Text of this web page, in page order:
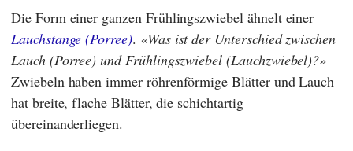
Die Form einer ganzen Frühlingszwiebel ähnelt einer
Lauchstange (Porree).
Was ist der Unterschied zwischen
Lauch (Porree) und Frühlingszwiebel (Lauchzwiebel)?
Zwiebeln haben immer röhrenförmige Blätter und Lauch
hat breite, flache Blätter, die schichtartig
übereinanderliegen.